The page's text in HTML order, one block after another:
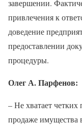
завершении.
привлечения к
доведение
предоставлении
процедуры.
Олег А. Парфенов:
– Не хватает
продаже имущества